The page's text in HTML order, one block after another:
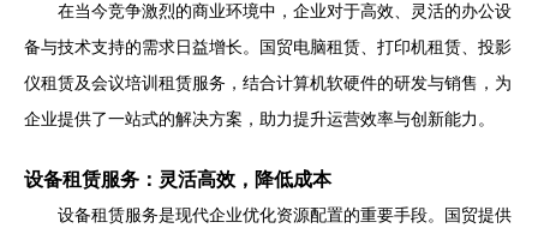
在当今竞争激烈的商业环境中，企业对于高效、灵活的办公设
备与技术支持的需求日益增长。国贸电脑租赁、打印机租赁、投影
仪租赁及会议培训租赁服务，结合计算机软硬件的研发与销售，为
企业提供了一站式的解决方案，助力提升运营效率与创新能力。
设备租赁服务：灵活高效，降低成本
设备租赁服务是现代企业优化资源配置的重要手段。国贸提供